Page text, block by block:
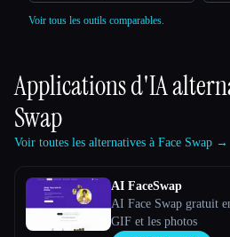
Voir tous les outils comparables.
Applications d'IA
Swap
Voir toutes les alternatives à Face Swap →
AI FaceSwap
AI Face Swap gratuit
GIF et les photos